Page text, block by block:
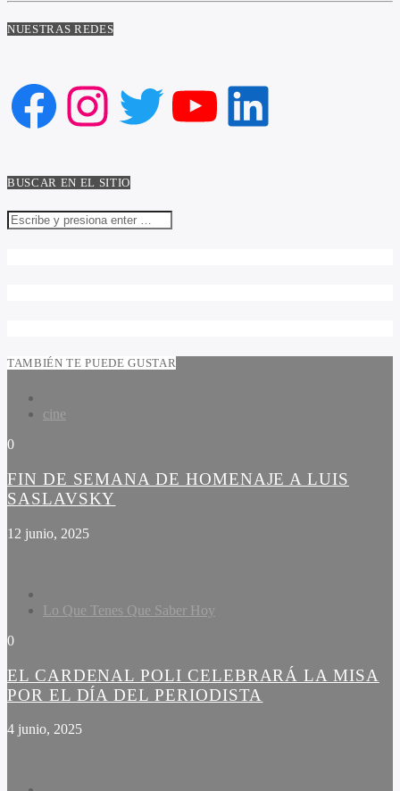
NUESTRAS REDES
Facebook
Instagram
Twitter
YouTube
LinkedIn
BUSCAR EN EL SITIO
TAMBIÉN TE PUEDE GUSTAR
cine
0
FIN DE SEMANA DE HOMENAJE A LUIS
SASLAVSKY
12 junio, 2025
Lo Que Tenes Que Saber Hoy
0
EL CARDENAL POLI CELEBRARÁ LA MISA
POR EL DÍA DEL PERIODISTA
4 junio, 2025